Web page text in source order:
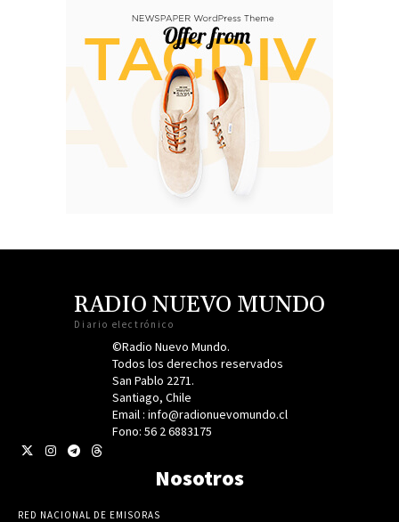
RADIO NUEVO MUNDO
Diario electrónico
©Radio Nuevo Mundo.
Todos los derechos reservados
San Pablo 2271.
Santiago, Chile
Email : info@radionuevomundo.cl
Fono: 56 2 6883175
Nosotros
RED NACIONAL DE EMISORAS